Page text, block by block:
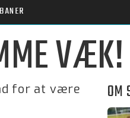
BANER
VÆK!
for at være
OM